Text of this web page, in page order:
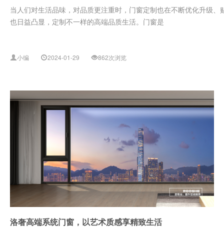
当人们对生活品味，对品质更注重时，门窗定制也在不断优化升级
也日益凸显，定制不一样的高端品质生活。门窗是
小编 2024-01-29 862次浏览
洛奢高端系统门窗，以艺术质感享精致生活